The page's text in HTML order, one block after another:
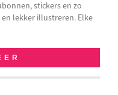
stickers en zo
lekker illustreren. Elke